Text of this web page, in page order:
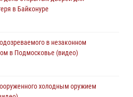
в Байконуре
в незаконном
в Подмосковье (видео)
холодным оружием